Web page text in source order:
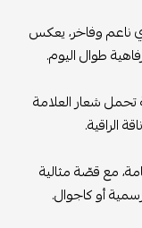
ناعم وفاخر، يعكس
طوال اليوم.
تحمل شعار العلامة
الراقية.
مع قصّة مثالية
أو كاجوال.